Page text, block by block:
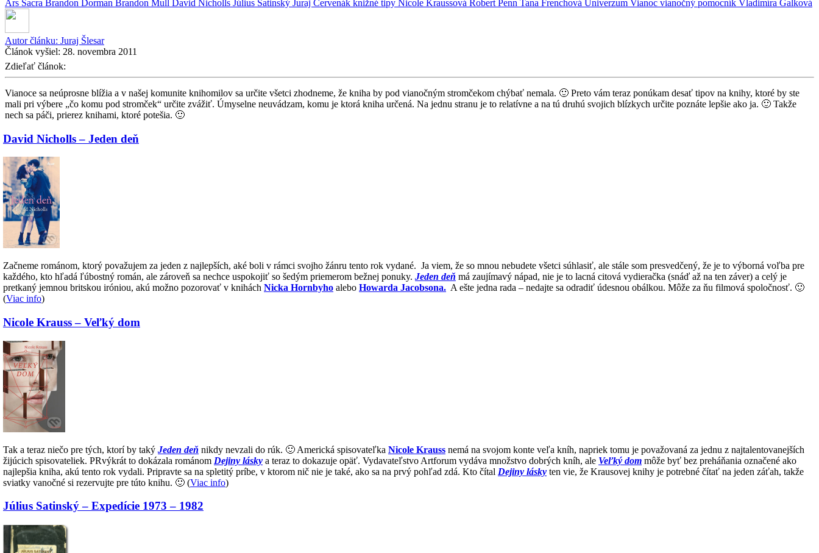
Ars Sacra Brandon Dorman Brandon Mull David Nicholls Július Satinský Juraj Červenák knižné tipy Nicole Kraussová Robert Penn Tana Frenchová Univerzum Vianoc vianočný pomocník Vladimíra Galková
Autor článku: Juraj Šlesar
Článok vyšiel: 28. novembra 2011
Zdieľať článok:
Vianoce sa neúprosne blížia a v našej komunite knihomilov sa určite všetci zhodneme, že kniha by pod vianočným stromčekom chýbať nemala. 🙂 Preto vám teraz ponúkam desať tipov na knihy, ktoré by ste
mali pri výbere „čo komu pod stromček“ určite zvážiť. Úmyselne neuvádzam, komu je ktorá kniha určená. Na jednu stranu je to relatívne a na tú druhú svojich blízkych určite poznáte lepšie ako ja. 🙂 Takže
nech sa páči, prierez knihami, ktoré potešia. 🙂
David Nicholls – Jeden deň
Začneme románom, ktorý považujem za jeden z najlepších, aké boli v rámci svojho žánru tento rok vydané. Ja viem, že so mnou nebudete všetci súhlasiť, ale stále som presvedčený, že je to výborná voľba pre
každého, kto hľadá ľúbostný román, ale zároveň sa nechce uspokojiť so šedým priemerom bežnej ponuky. Jeden deň má zaujímavý nápad, nie je to lacná citová vydieračka (snáď až na ten záver) a celý je
pretkaný jemnou britskou iróniou, akú možno pozorovať v knihách Nicka Hornbyho alebo Howarda Jacobsona. A ešte jedna rada – nedajte sa odradiť údesnou obálkou. Môže za ňu filmová spoločnosť. 🙂
(Viac info)
Nicole Krauss – Veľký dom
Tak a teraz niečo pre tých, ktorí by taký Jeden deň nikdy nevzali do rúk. 🙂 Americká spisovateľka Nicole Krauss nemá na svojom konte veľa kníh, napriek tomu je považovaná za jednu z najtalentovanejších
žijúcich spisovateliek. PRvýkrát to dokázala románom Dejiny lásky a teraz to dokazuje opäť. Vydavateľstvo Artforum vydáva množstvo dobrých kníh, ale Veľký dom môže byť bez preháňania označené ako
najlepšia kniha, akú tento rok vydali. Pripravte sa na spletitý príbe, v ktorom nič nie je také, ako sa na prvý pohľad zdá. Kto čítal Dejiny lásky ten vie, že Krausovej knihy je potrebné čítať na jeden záťah, takže
sviatky vanočné si rezervujte pre túto knihu. 🙂 (Viac info)
Július Satinský – Expedície 1973 – 1982